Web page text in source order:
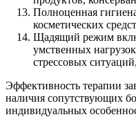
Полноценная
косметических
Щадящий режим
умственных
стрессовых
Эффективность терапии
наличия сопутствующих
индивидуальных